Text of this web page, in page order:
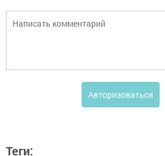
Авторизоваться
Теги: